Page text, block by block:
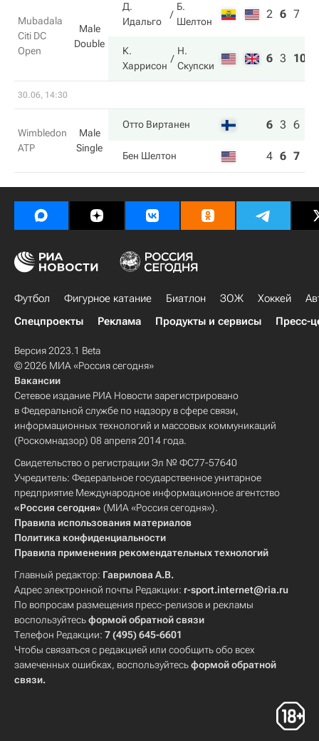
Mubadala
Citi DC
Open
Male
Double
Д.
Идальго
Б.
Шелтон
2 6 7
К.
Харрисон
Н.
Скупски
6 3 10
30.06, 14:30
Wimbledon
ATP
Male
Single
Отто Виртанен 6 3 6
Бен Шелтон 4 6 7
Футбол Фигурное катание Биатлон ЗОЖ Хоккей
Спецпроекты
Реклама Продукты и сервисы Пресс-
Версия 2023.1 Beta
© 2026 МИА «Россия сегодня»
Вакансии
Сетевое издание РИА Новости зарегистрировано
в Федеральной службе по надзору в сфере связи,
информационных технологий и массовых коммуникаций
(Роскомнадзор) 08 апреля 2014 года.
Свидетельство о регистрации Эл № ФС77-57640
Учредитель: Федеральное государственное унитарное
предприятие Международное информационное агентство
«Россия сегодня» (МИА «Россия сегодня»).
Правила использования материалов
Политика конфиденциальности
Правила применения рекомендательных технологий
Главный редактор: Гаврилова А.В.
Адрес электронной почты Редакции: r-sport.internet@ria.ru
По вопросам размещения пресс-релизов и рекламы
воспользуйтесьформой обратной связи
Телефон Редакции: 7 (495) 645-6601
Чтобы связаться с редакцией или сообщить обо всех
замеченных ошибках, воспользуйтесьформой обратной
связи.